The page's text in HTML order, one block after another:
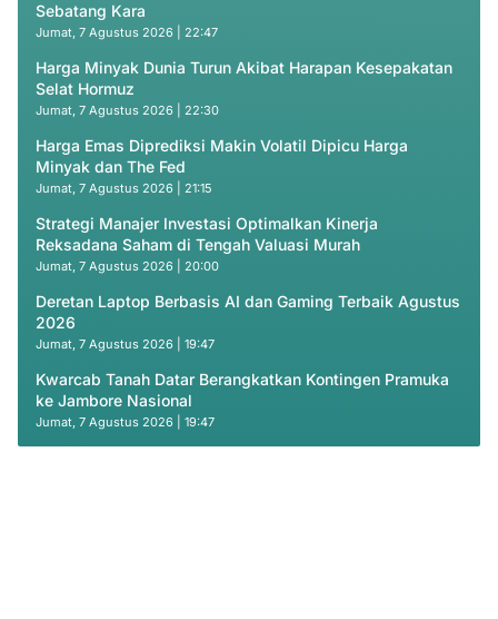
Sebatang Kara
Jumat, 7 Agustus 2026 | 22:47
Harga Minyak Dunia Turun Akibat Harapan Kesepakatan
Selat Hormuz
Jumat, 7 Agustus 2026 | 22:30
Harga Emas Diprediksi Makin Volatil Dipicu Harga
Minyak dan The Fed
Jumat, 7 Agustus 2026 | 21:15
Strategi Manajer Investasi Optimalkan Kinerja
Reksadana Saham di Tengah Valuasi Murah
Jumat, 7 Agustus 2026 | 20:00
Deretan Laptop Berbasis AI dan Gaming Terbaik Agustus
2026
Jumat, 7 Agustus 2026 | 19:47
Kwarcab Tanah Datar Berangkatkan Kontingen Pramuka
ke Jambore Nasional
Jumat, 7 Agustus 2026 | 19:47